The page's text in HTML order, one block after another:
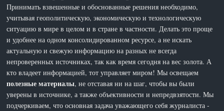
Принимать взвешенные и обоснованные решения необходимо,
учитывая геополитическую, экономическую и технологическую
ситуацию в мире в целом и в стране в частности. Делать это проще
и удобнее на одном консолидированном ресурсе, а не искать
актуальную и свежую информацию на разных не всегда
непроверенных источниках, так как время сегодня на вес золота. А
кто владеет информацией, тот управляет миром! Мы освещаем
полезные материалы, не отставая ни на шаг, чтобы вы были
уверены в источнике, а также объективности и непредвзятости. Мы
подчеркиваем, что основная задача уважающего себя журналиста -